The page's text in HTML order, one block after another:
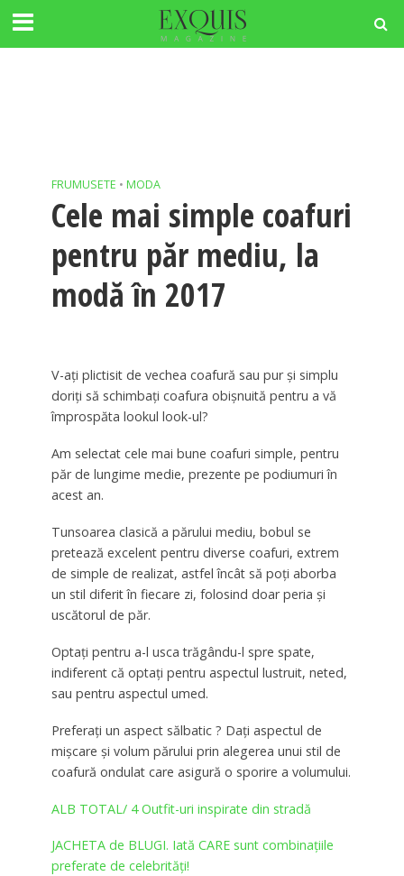
FRUMUSETE • MODA
Cele mai simple coafuri
pentru păr mediu, la
modă în 2017
V-ați plictisit de vechea coafură sau pur și simplu
doriți să schimbați coafura obișnuită pentru a vă
împrospăta lookul look-ul?
Am selectat cele mai bune coafuri simple, pentru
păr de lungime medie, prezente pe podiumuri în
acest an.
Tunsoarea clasică a părului mediu, bobul se
pretează excelent pentru diverse coafuri, extrem
de simple de realizat, astfel încât să poți aborba
un stil diferit în fiecare zi, folosind doar peria și
uscătorul de păr.
Optați pentru a-l usca trăgându-l spre spate,
indiferent că optați pentru aspectul lustruit, neted,
sau pentru aspectul umed.
Preferați un aspect sălbatic ? Dați aspectul de
mișcare și volum părului prin alegerea unui stil de
coafură ondulat care asigură o sporire a volumului.
ALB TOTAL/ 4 Outfit-uri inspirate din stradă
JACHETA de BLUGI. Iată CARE sunt combinațiile
preferate de celebrități!